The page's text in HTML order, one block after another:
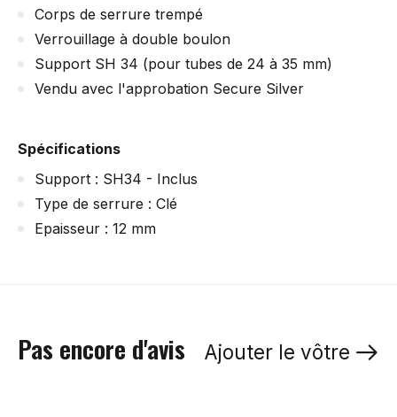
Corps de serrure trempé
Verrouillage à double boulon
Support SH 34 (pour tubes de 24 à 35 mm)
Vendu avec l'approbation Secure Silver
Spécifications
Support : SH34 - Inclus
Type de serrure : Clé
Epaisseur : 12 mm
Pas encore d'avis Ajouter le vôtre